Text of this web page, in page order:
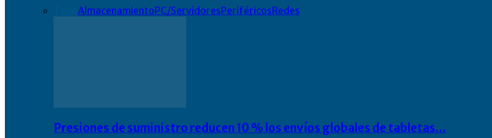
AlmacenamientoPC/ServidoresPeriféricosRedes
Presiones de suministro reducen 10 % los envíos globales de tabletas…